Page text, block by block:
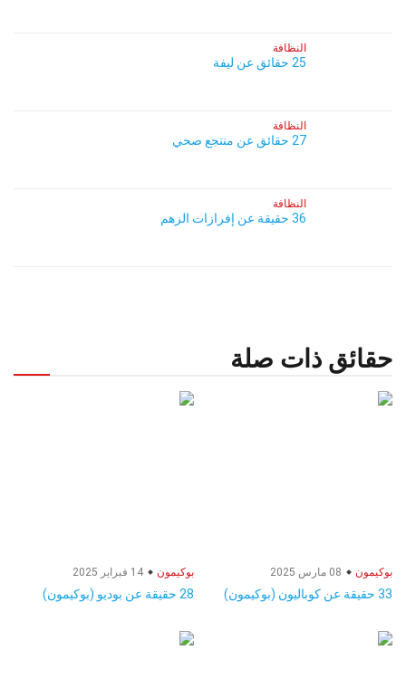
النظافة
25 حقائق عن ليفة
النظافة
27 حقائق عن منتجع صحي
النظافة
36 حقيقة عن إفرازات الزهم
حقائق ذات صلة
بوكيمون
33 حقيقة عن كوباليون (بوكيمون)
بوكيمون
28 حقيقة عن بوديو (بوكيمون)